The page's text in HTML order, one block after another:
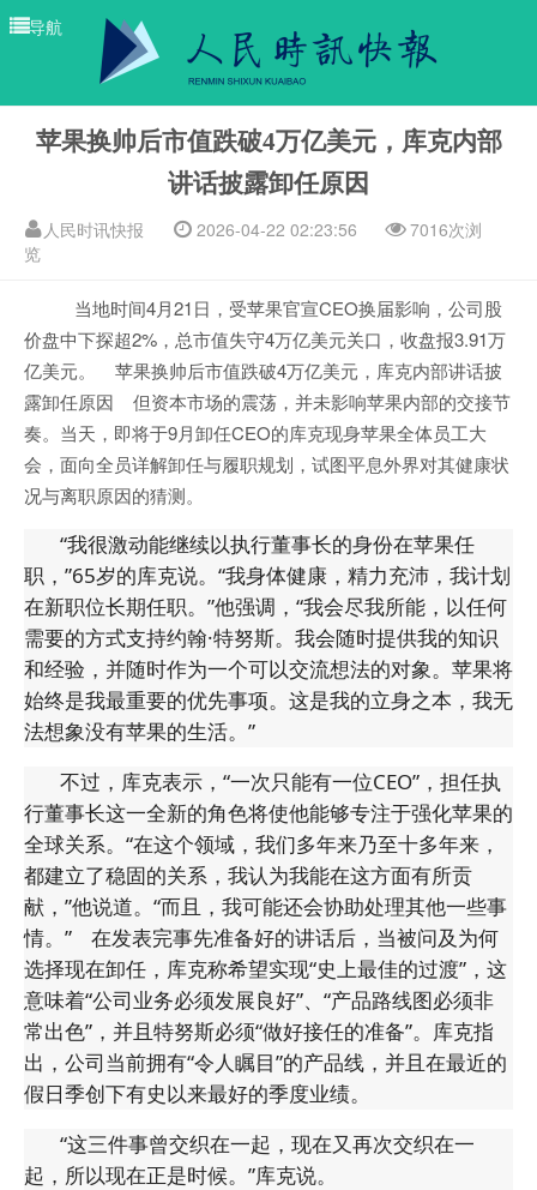
导航
苹果换帅后市值跌破4万亿美元，库克内部
讲话披露卸任原因
人民时讯快报 2026-04-22 02:23:56
7016次浏
览
当地时间4月21日，受苹果官宣CEO换届影响，公司股
价盘中下探超2%，总市值失守4万亿美元关口，收盘报3.91万
亿美元。 苹果换帅后市值跌破4万亿美元，库克内部讲话披
露卸任原因 但资本市场的震荡，并未影响苹果内部的交接节
奏。当天，即将于9月卸任CEO的库克现身苹果全体员工大
会，面向全员详解卸任与履职规划，试图平息外界对其健康状
况与离职原因的猜测。
“我很激动能继续以执行董事长的身份在苹果任
职，”65岁的库克说。“我身体健康，精力充沛，我计划
在新职位长期任职。”他强调，“我会尽我所能，以任何
需要的方式支持约翰·特努斯。我会随时提供我的知识
和经验，并随时作为一个可以交流想法的对象。苹果将
始终是我最重要的优先事项。这是我的立身之本，我无
法想象没有苹果的生活。”
不过，库克表示，“一次只能有一位CEO”，担任执
行董事长这一全新的角色将使他能够专注于强化苹果的
全球关系。“在这个领域，我们多年来乃至十多年来，
都建立了稳固的关系，我认为我能在这方面有所贡
献，”他说道。“而且，我可能还会协助处理其他一些事
情。” 在发表完事先准备好的讲话后，当被问及为何
选择现在卸任，库克称希望实现“史上最佳的过渡”，这
意味着“公司业务必须发展良好”、“产品路线图必须非
常出色”，并且特努斯必须“做好接任的准备”。库克指
出，公司当前拥有“令人瞩目”的产品线，并且在最近的
假日季创下有史以来最好的季度业绩。
“这三件事曾交织在一起，现在又再次交织在一
起，所以现在正是时候。”库克说。